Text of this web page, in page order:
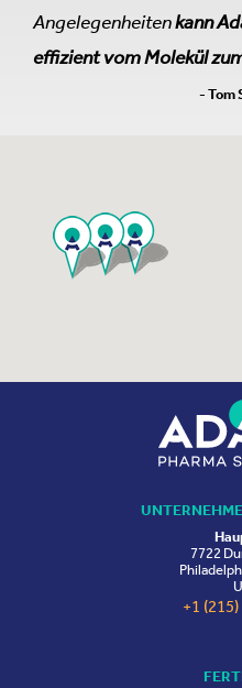
Angelegenheitenkann
effizient vom Molekül
- Tom
7722
+1